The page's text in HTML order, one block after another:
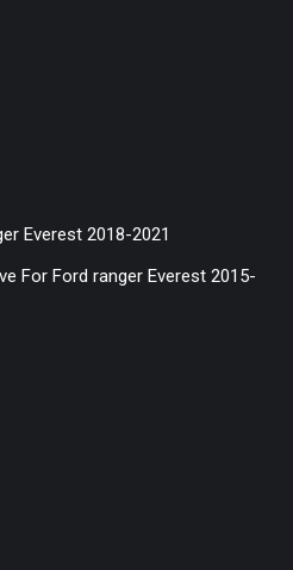
Everest 2018-2021
For Ford ranger Everest 2015-